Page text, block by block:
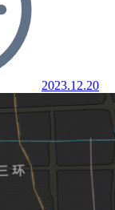
2023.12.20